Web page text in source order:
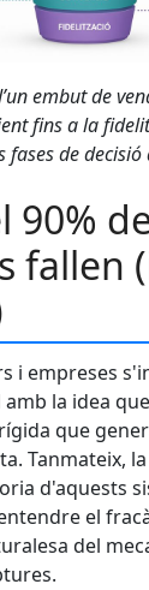
embut de
fins a la
fases de decisió
90%
fallen
i empreses
la idea
que
Tanmateix,
d'aquests
el
del